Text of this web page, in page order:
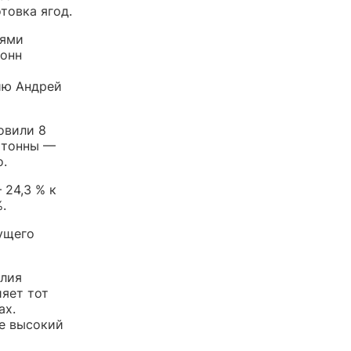
ягод.
Андрей
8
тонны —
% к
тот
высокий